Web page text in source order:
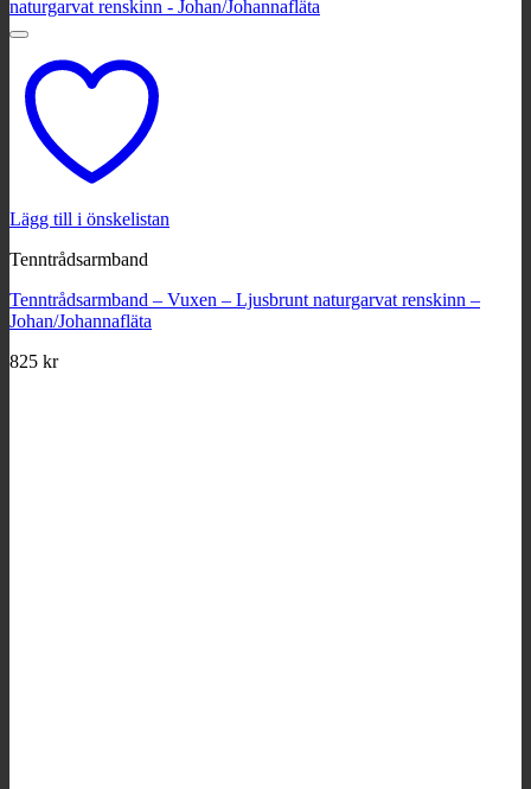
Lägg till i önskelistan
Tenntrådsarmband
Tenntrådsarmband – Vuxen – Ljusbrunt naturgarvat renskinn –
Johan/Johannafläta
825 kr